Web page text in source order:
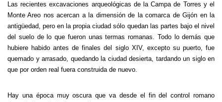
Las recientes excavaciones arqueológicas de la Campade Torres y el
Monte Areo nos acercan a la dimensión de la comarca de Gijón en la
antigüedad, pero en la propia ciudad sólo quedan las partes bajo el nivel
del suelo de lo que fueron unas termas romanas. Todo lo demás que
hubiere habido antes de finales del siglo XIV, excepto su puerto, fue
quemado y arrasado, quedando la ciudad desierta, tardando un siglo en
que por orden real fuera construida de nuevo.
Hay una época muy oscura que va desde el fin del control romano